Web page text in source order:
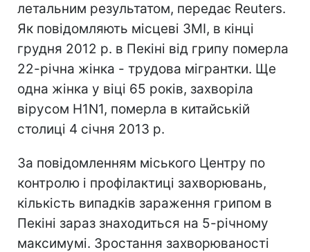
летальним результатом, передає Reuters.
Як повідомляють місцеві ЗМІ, в кінці
грудня 2012 р. в Пекіні від грипу померла
22-річна жінка - трудова мігрантки. Ще
одна жінка у віці 65 років, захворіла
вірусом H1N1, померла в китайській
столиці 4 січня 2013 р.
За повідомленням міського Центру по
контролю і профілактиці захворювань,
кількість випадків зараження грипом в
Пекіні зараз знаходиться на 5-річному
максимумі. Зростання захворюваності